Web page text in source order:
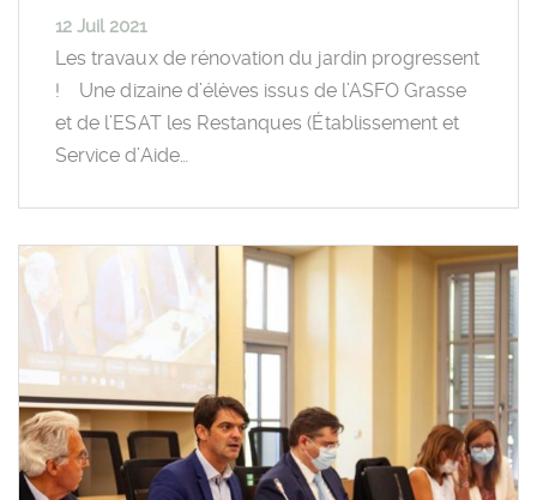
12 Juil 2021
Les travaux de rénovation du jardin progressent
! Une dizaine d’élèves issus de l’ASFO Grasse
et de l’ESAT les Restanques (Établissement et
Service d’Aide…